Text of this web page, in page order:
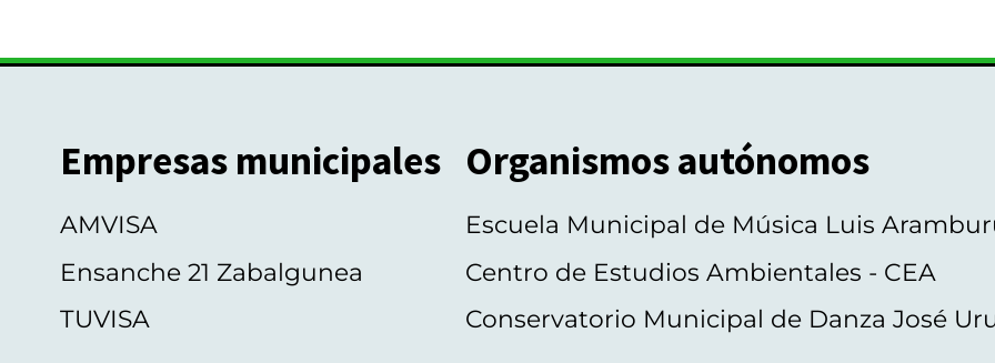
Empresas municipales
AMVISA
Ensanche 21 Zabalgunea
TUVISA
Organismos autónomos
Escuela Municipal de Música Luis
Centro de Estudios Ambientales - CEA
Conservatorio Municipal de Danza José